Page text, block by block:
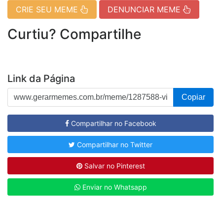
CRIE SEU MEME DENUNCIAR MEME
Curtiu? Compartilhe
Link da Página
Copiar
Compartilhar no Facebook
Compartilhar no Twitter
Salvar no Pinterest
Enviar no Whatsapp